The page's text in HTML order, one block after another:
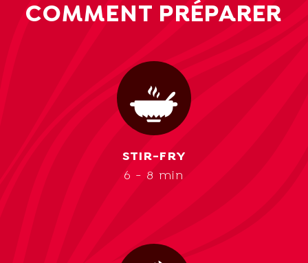
COMMENT PRÉPARER
STIR-FRY
6 - 8 min